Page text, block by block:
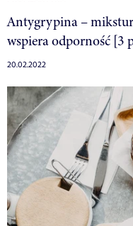
Antygrypina –
wspiera odporność [3
20.02.2022